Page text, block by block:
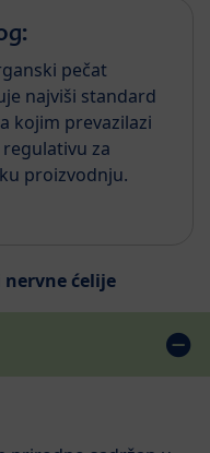
pečat
najviši standard
kojim prevazilazi
za
proizvodnju.
nervne ćelije